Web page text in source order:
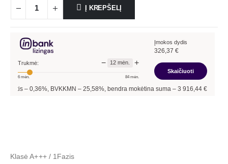
Į KREPŠELĮ
Trukmė: − 12 mėn. +
6 mėn. 84mėn.
Įmokos dydis
326,37 €
Skaičiuoti
BVKKMN – 25,58 %, bendra mokėtina suma – 3 916,44€, mėnesio įmoka –
Klasė A+++ / 1Fazis